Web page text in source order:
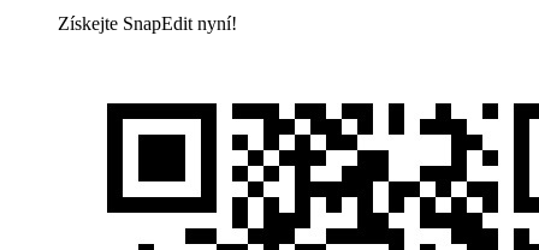
Získejte SnapEdit nyní!